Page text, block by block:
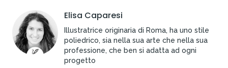
Elisa Caparesi
Illustratrice originaria di Roma, ha uno stile
poliedrico, sia nella sua arte che nella sua
professione, che ben si adatta ad ogni
progetto